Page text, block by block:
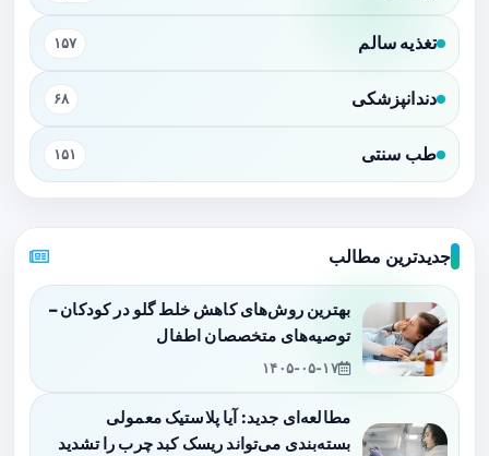
تغذیه سالم ۱۵۷
دندانپزشکی ۶۸
طب سنتی ۱۵۱
جدیدترین مطالب
بهترین روش‌های کاهش خلط گلو در کودکان –
توصیه‌های متخصصان اطفال
۱۴۰۵-۰۵-۱۷
مطالعه‌ای جدید: آیا پلاستیک معمولی
بسته‌بندی می‌تواند ریسک کبد چرب را تشدید